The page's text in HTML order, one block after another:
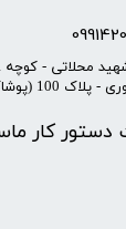
دستور کار